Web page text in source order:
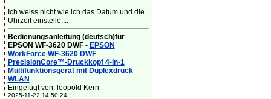
Ich weiss nicht wie ich das Datum und die
Uhrzeit einstelle....
Bedienungsanleitung (deutsch)für
EPSON WF-3620 DWF- EPSON
WorkForce WF-3620 DWF
PrecisionCore™-Druckkopf 4-in-1
Multifunktionsgerät mit Duplexdruck
WLAN
Eingefügt von: leopold Kern
2025-11-22 14:50:24